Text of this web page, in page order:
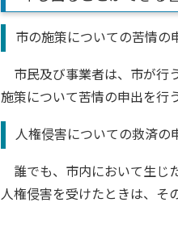
市の施策についての苦情の
市民及び事業者は、市が行
施策について苦情の申出を行
人権侵害についての救済の
誰でも、市内において生じ
人権侵害を受けたときは、そ